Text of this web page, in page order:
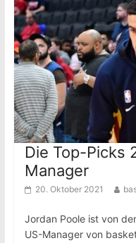
Die Top-Picks
Manager
20. Oktober 2021
Jordan Poole ist von
US-Manager von